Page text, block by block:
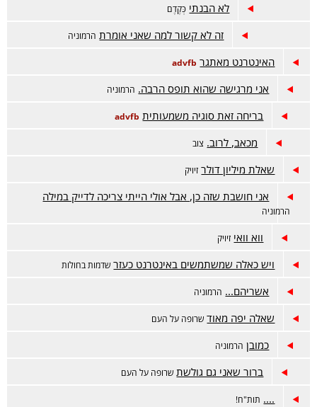
לא הבנתי כְּקֶדֶם
זה לא קשור למה שאני אומרת הרמוניה
האינטרנט מאתגר advfb
אני מרגישה שהוא תופס הרבה. הרמוניה
בריחה זאת סוגיה משמעותית advfb
מכאב, לרוב. צוב
שאלת מיליון דולר זיויק
אני חושבת שזה כן, אבל אולי הייתי צריכה לדייק במילה
הרמוניה
ווא וואי זיויק
ויש כאלה שמשתמשים באינטרנט כעזר שדמות בחולות
אשריהם... הרמוניה
שאלה יפה מאוד שרופה על העם
כמובן הרמוניה
ברור שאני גם גולשת שרופה על העם
.... תות"ח!